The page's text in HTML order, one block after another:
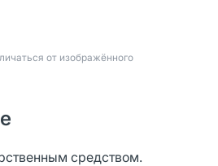
от изображённого
средством.